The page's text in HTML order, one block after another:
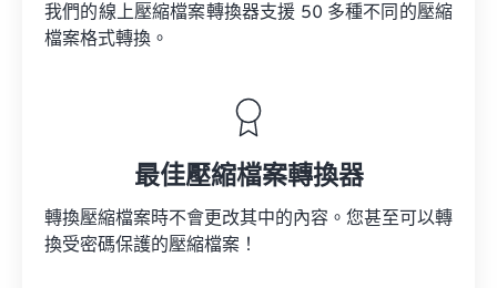
我們的線上壓縮檔案轉換器支援 50 多種不同的壓縮
檔案格式轉換。
最佳壓縮檔案轉換器
轉換壓縮檔案時不會更改其中的內容。您甚至可以轉
換受密碼保護的壓縮檔案！